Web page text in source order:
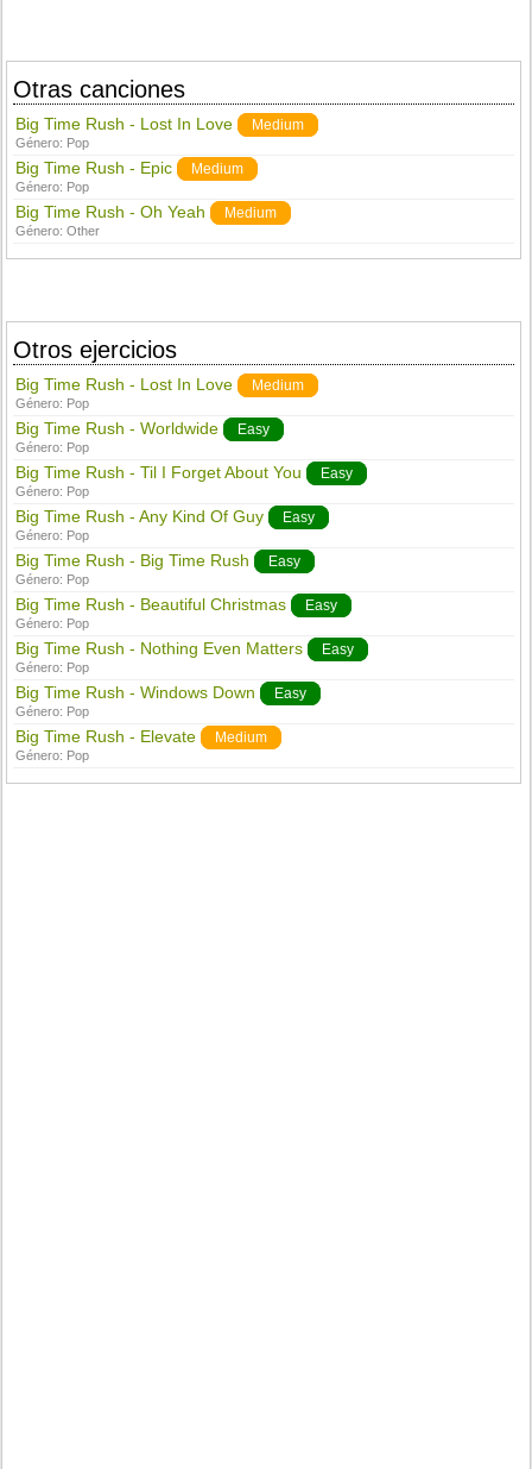
Otras canciones
Big Time Rush - Lost In Love Medium
Género: Pop
Big Time Rush - Epic Medium
Género: Pop
Big Time Rush - Oh Yeah Medium
Género:Other
Otros ejercicios
Big Time Rush - Lost In Love Medium
Género: Pop
Big Time Rush - Worldwide Easy
Género: Pop
Big Time Rush - Til I Forget About You Easy
Género: Pop
Big Time Rush - Any Kind Of Guy Easy
Género: Pop
Big Time Rush - Big Time Rush Easy
Género: Pop
Big Time Rush - Beautiful Christmas Easy
Género: Pop
Big Time Rush - Nothing Even Matters Easy
Género: Pop
Big Time Rush - Windows Down Easy
Género: Pop
Big Time Rush - Elevate Medium
Género: Pop